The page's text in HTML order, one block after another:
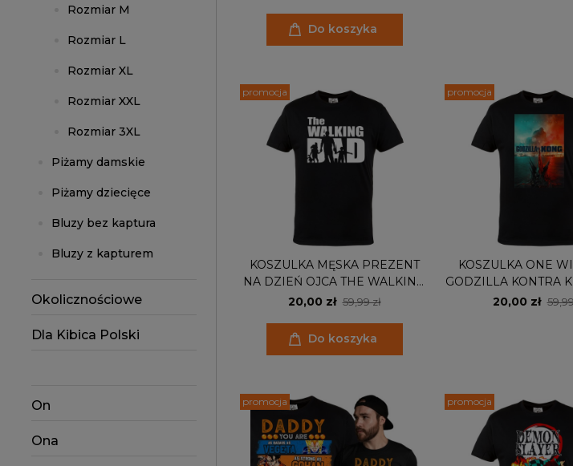
Rozmiar M
Rozmiar L
Rozmiar XL
Rozmiar XXL
Rozmiar 3XL
Piżamy damskie
Piżamy dziecięce
Bluzy bez kaptura
Bluzy z kapturem
Okolicznościowe
Dla Kibica Polski
On
Ona
Do koszyka
KOSZULKA MĘSKA PREZENT
NA DZIEŃ OJCA THE WALKING
DAD
20,00 zł 59,99 zł
Do koszyka
promocja
KOSZULKA ONE
GODZILLA KONTRA
20,00 zł
promocja
promocja promocja